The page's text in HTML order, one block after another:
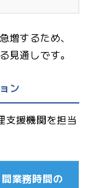
増するため、
見通しです。
ン
支援機関を担当
業務時間の